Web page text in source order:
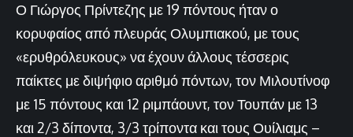
Ο Γιώργος Πρίντεζης με 19 πόντους ήταν ο
κορυφαίος από πλευράς Ολυμπιακού, με τους
«ερυθρόλευκους» να έχουν άλλους τέσσερις
παίκτες με διψήφιο αριθμό πόντων, τον Μιλουτίνοφ
με 15 πόντους και 12 ριμπάουντ, τον Τουπάν με 13
και 2/3 δίποντα, 3/3 τρίποντα και τους Ουίλιαμς –